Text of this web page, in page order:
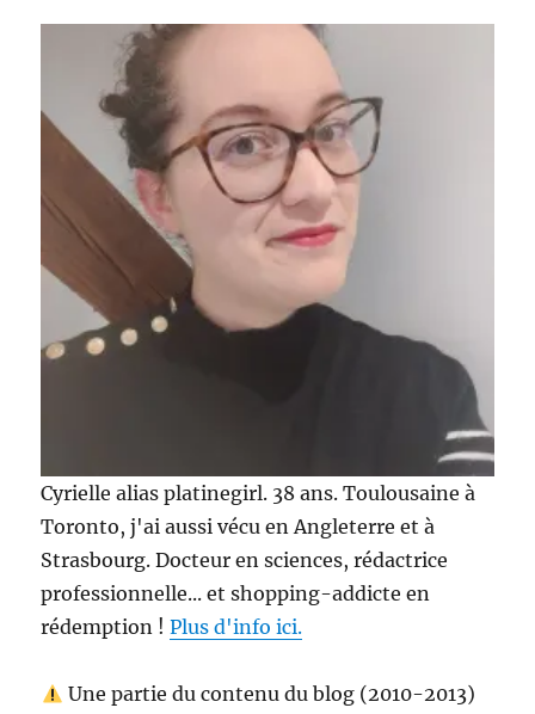
Cyrielle alias platinegirl. 38 ans. Toulousaine à
Toronto, j'ai aussi vécu en Angleterre et à
Strasbourg. Docteur en sciences, rédactrice
professionnelle... et shopping-addicte en
rédemption !Plus d'info ici.
Une partie du contenu du blog (2010-2013)